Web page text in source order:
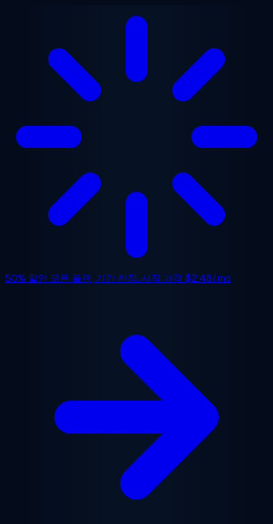
50% 할인 모든 플랜, 기간 한정. 시작 가격 $2.48/mo